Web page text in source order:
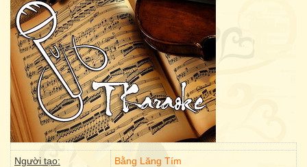
Người tạo:
Bằng Lăng Tím